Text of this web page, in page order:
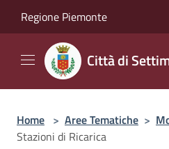
Regione Piemonte
Città di
Home > Aree Tematiche >
Stazioni di Ricarica